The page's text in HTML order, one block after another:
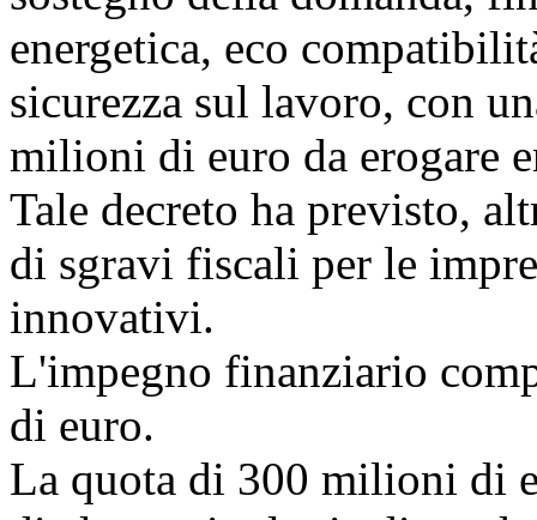
energetica, eco
sicurezza sul lavoro, con
milioni di euro da erogare
Tale decreto ha previsto,
di sgravi fiscali per le
innovativi.
L'impegno finanziario
di euro.
La quota di 300 milioni di